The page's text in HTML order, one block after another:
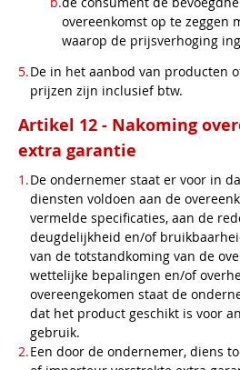
overeenkomst op te zeggen
waarop de prijsverhoging
De in het aanbod van producten
prijzen zijn inclusief btw.
Artikel 12 - Nakoming
extra garantie
De ondernemer staat er voor in
diensten voldoen aan de
vermelde specificaties, aan de
deugdelijkheid en/of
van de totstandkoming van de
wettelijke bepalingen en/of
overeengekomen staat de
dat het product geschikt is voor
gebruik.
Een door de ondernemer, diens